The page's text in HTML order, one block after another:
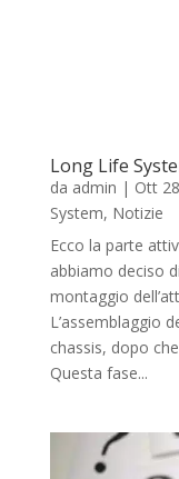
Long Life
da admin | Ott
System, Notizie
Ecco la parte
abbiamo deciso
montaggio
L’assemblaggio
chassis, dopo
Questa fase...